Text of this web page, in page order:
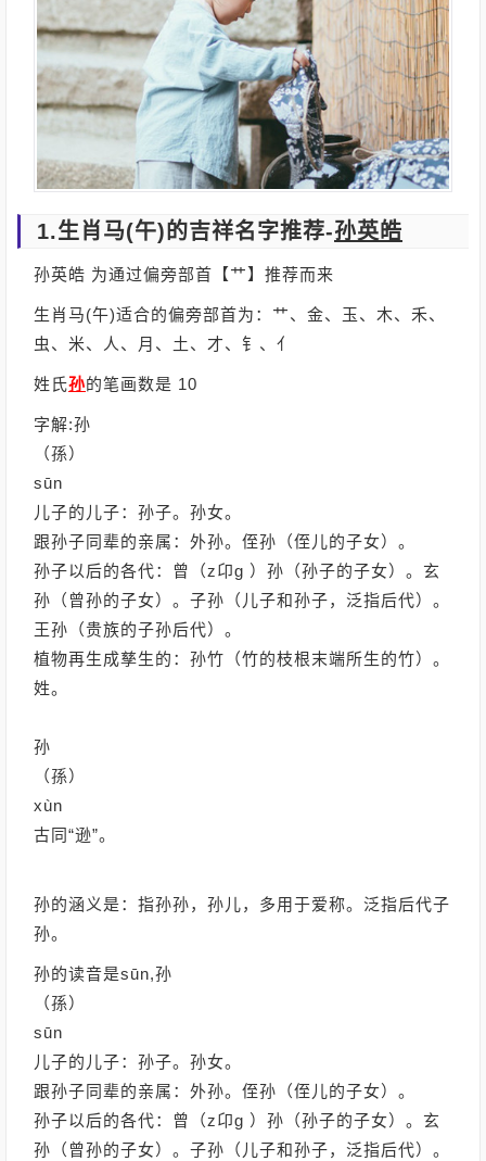
1.生肖马(午)的吉祥名字推荐-孙英皓
孙英皓 为通过偏旁部首【艹】推荐而来
生肖马(午)适合的偏旁部首为：艹、金、玉、木、禾、
虫、米、人、月、土、才、钅、亻
姓氏孙的笔画数是 10
字解:孙
（孫）
sūn
儿子的儿子：孙子。孙女。
跟孙子同辈的亲属：外孙。侄孙（侄儿的子女）。
孙子以后的各代：曾（z卬g ）孙（孙子的子女）。玄
孙（曾孙的子女）。子孙（儿子和孙子，泛指后代）。
王孙（贵族的子孙后代）。
植物再生成孳生的：孙竹（竹的枝根末端所生的竹）。
姓。
孙
（孫）
xùn
古同“逊”。
孙的涵义是：指孙孙，孙儿，多用于爱称。泛指后代子
孙。
孙的读音是sūn,孙
（孫）
sūn
儿子的儿子：孙子。孙女。
跟孙子同辈的亲属：外孙。侄孙（侄儿的子女）。
孙子以后的各代：曾（z卬g ）孙（孙子的子女）。玄
孙（曾孙的子女）。子孙（儿子和孙子，泛指后代）。